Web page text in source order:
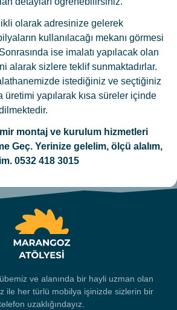
olarak adresinize gelerek
kullanılacağı mekanı görmesi
ise imalatı yapılacak olan
alarak sizlere teklif sunmaktadırlar.
istediğiniz ve seçtiğiniz
yapılarak kısa süreler içinde
montaj ve kurulum hizmetleri
Geç. Yerinize gelelim, ölçü alalım,
0532 418 3015
ve alanında bir hayli uzman olan
ile her türlü mobilya işinizde sizlerin bir
uzaklığındayız.